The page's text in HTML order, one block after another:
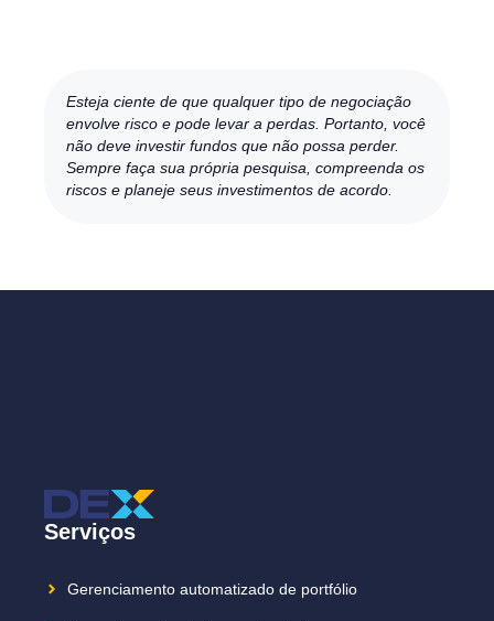
Esteja ciente de que qualquer tipo de negociação
envolve risco e pode levar a perdas. Portanto, você
não deve investir fundos que não possa perder.
Sempre faça sua própria pesquisa, compreenda os
riscos e planeje seus investimentos de acordo.
Serviços
Gerenciamento automatizado de portfólio